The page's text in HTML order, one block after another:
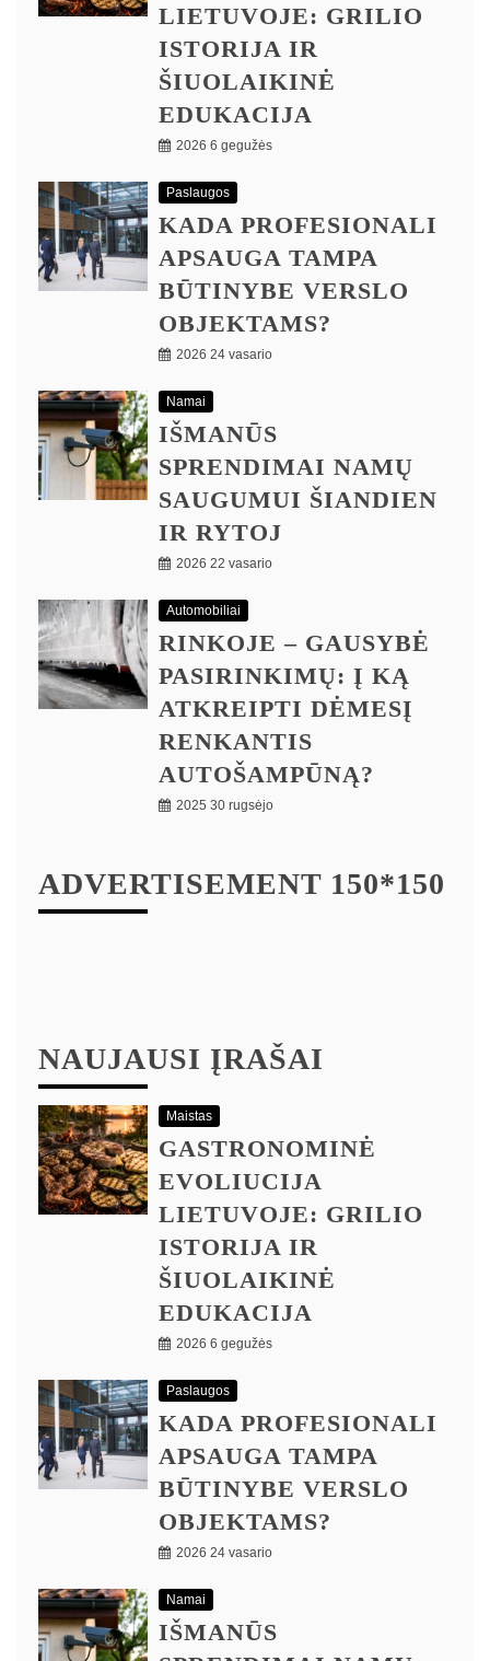
LIETUVOJE: GRILIO
ISTORIJA IR
ŠIUOLAIKINĖ
EDUKACIJA
2026 6 gegužės
Paslaugos
KADA PROFESIONALI
APSAUGA TAMPA
BŪTINYBE VERSLO
OBJEKTAMS?
2026 24 vasario
Namai
IŠMANŪS
SPRENDIMAI NAMŲ
SAUGUMUI ŠIANDIEN
IR RYTOJ
2026 22 vasario
Automobiliai
RINKOJE – GAUSYBĖ
PASIRINKIMŲ: Į KĄ
ATKREIPTI DĖMESĮ
RENKANTIS
AUTOŠAMPŪNĄ?
2025 30 rugsėjo
ADVERTISEMENT 150*150
NAUJAUSI ĮRAŠAI
Maistas
GASTRONOMINĖ
EVOLIUCIJA
LIETUVOJE: GRILIO
ISTORIJA IR
ŠIUOLAIKINĖ
EDUKACIJA
2026 6 gegužės
Paslaugos
KADA PROFESIONALI
APSAUGA TAMPA
BŪTINYBE VERSLO
OBJEKTAMS?
2026 24 vasario
Namai
IŠMANŪS